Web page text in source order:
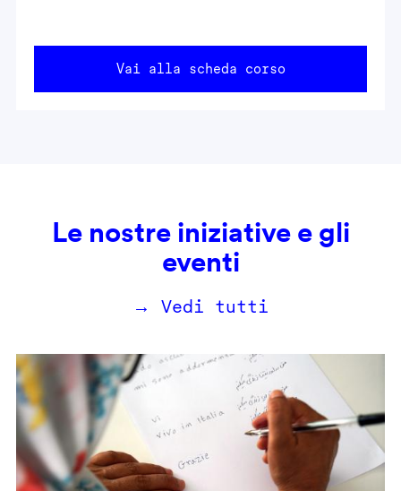
Vai alla scheda corso
Le nostre iniziative e gli
eventi
→ Vedi tutti